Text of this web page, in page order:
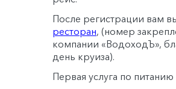
После регистрации вам
ресторан, (номер
компании «ВодоходЪ»,
день круиза).
Первая услуга по питанию